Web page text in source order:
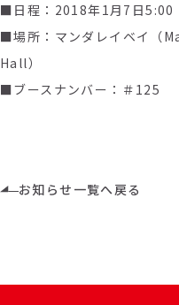
■日程：2018年1月7日5:00
■場所：マンダレイベイ
Hall）
■ブースナンバー：＃125
お知らせ一覧へ戻る